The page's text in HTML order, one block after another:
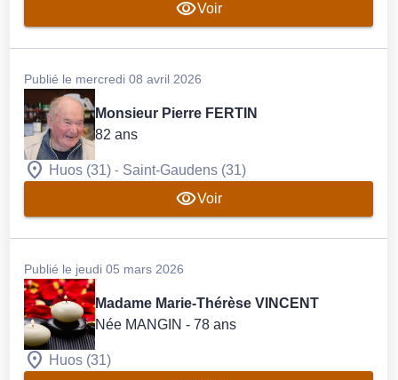
Voir
Publié le mercredi 08 avril 2026
Monsieur Pierre FERTIN
82 ans
Huos (31) - Saint-Gaudens (31)
Voir
Publié le jeudi 05 mars 2026
Madame Marie-Thérèse VINCENT
Née MANGIN - 78 ans
Huos (31)